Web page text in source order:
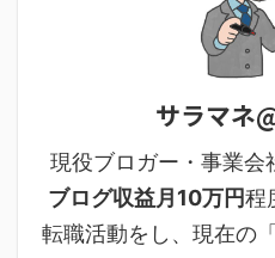
サラマネ
現役ブロガー・事業会
ブログ収益月10万円程
転職活動をし、現在の